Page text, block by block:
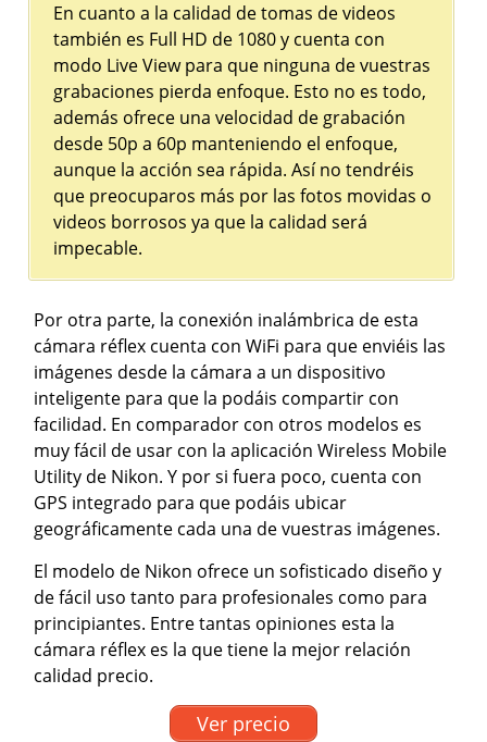
En cuanto a la calidad de tomas de videos
también es Full HD de 1080 y cuenta con
modo Live View para que ninguna de vuestras
grabaciones pierda enfoque. Esto no es todo,
además ofrece una velocidad de grabación
desde 50p a 60p manteniendo el enfoque,
aunque la acción sea rápida. Así no tendréis
que preocuparos más por las fotos movidas o
videos borrosos ya que la calidad será
impecable.
Por otra parte, la conexión inalámbrica de esta
cámara réflex cuenta con WiFi para que enviéis las
imágenes desde la cámara a un dispositivo
inteligente para que la podáis compartir con
facilidad. En comparador con otros modelos es
muy fácil de usar con la aplicación Wireless Mobile
Utility de Nikon. Y por si fuera poco, cuenta con
GPS integrado para que podáis ubicar
geográficamente cada una de vuestras imágenes.
El modelo de Nikon ofrece un sofisticado diseño y
de fácil uso tanto para profesionales como para
principiantes. Entre tantas opiniones esta la
cámara réflex es la que tiene la mejor relación
calidad precio.
Ver precio